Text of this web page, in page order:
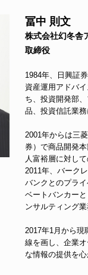
冨中 則文
株式会社幻冬舎
取締役
1984年、日興証
資産運用アドバ
ち、投資開発部
品、投資信託業務
2001年からは三
券）で商品開発
人富裕層に対し
2011年、バーク
バンクとのプラ
ベートバンカー
ンサルティング業
2017年1月から現
線を画し、企業
な情報の提供を心